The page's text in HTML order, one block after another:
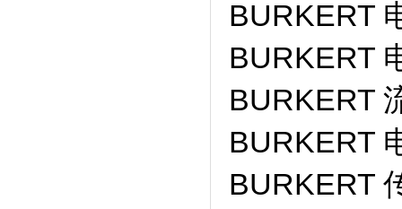
BURKERT
BURKERT
BURKERT
BURKERT
BURKERT